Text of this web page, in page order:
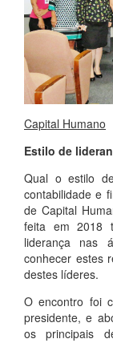
Capital Humano
Estilo de
Qual o estilo
contabilidade e
de Capital
feita em 2018
liderança nas
conhecer estes
destes líderes.
O encontro foi
presidente, e
os principais